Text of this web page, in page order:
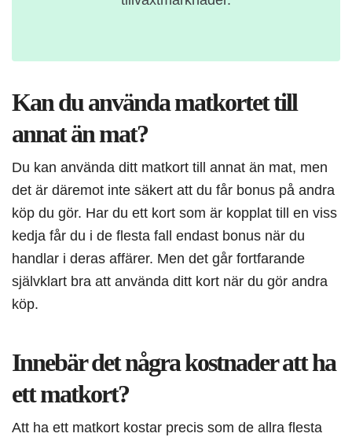
Kan du använda matkortet till
annat än mat?
Du kan använda ditt matkort till annat än mat, men
det är däremot inte säkert att du får bonus på andra
köp du gör. Har du ett kort som är kopplat till en viss
kedja får du i de flesta fall endast bonus när du
handlar i deras affärer. Men det går fortfarande
självklart bra att använda ditt kort när du gör andra
köp.
Innebär det några kostnader att ha
ett matkort?
Att ha ett matkort kostar precis som de allra flesta